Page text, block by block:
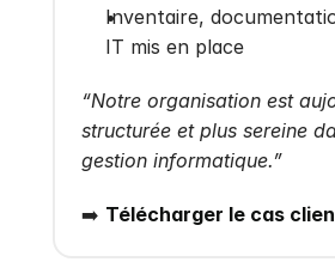
Inventaire,
IT mis en place
“Notre organisation est
structurée et plus sereine
gestion informatique.”
➡️ Télécharger le cas